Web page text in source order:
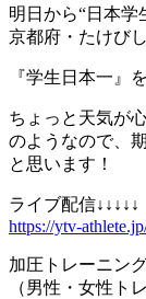
明日から“日本学
京都府・たけび
『学生日本一』
ちょっと天気が
のようなので、
と思います！
ライブ配信↓↓↓↓↓
https://ytv-
加圧トレーニン
（男性・女性ト